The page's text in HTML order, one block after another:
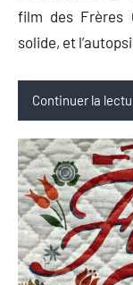
film des Frères
solide, et
Continuer la